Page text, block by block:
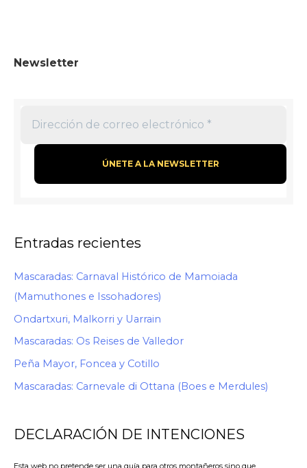
Newsletter
Entradas recientes
Mascaradas: Carnaval Histórico de Mamoiada
(Mamuthones e Issohadores)
Ondartxuri, Malkorri y Uarrain
Mascaradas: Os Reises de Valledor
Peña Mayor, Foncea y Cotillo
Mascaradas: Carnevale di Ottana (Boes e Merdules)
DECLARACIÓN DE INTENCIONES